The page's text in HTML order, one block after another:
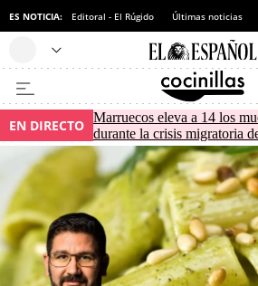
ES NOTICIA: Editoral - El Rúgido Últimas noticias
EN DIRECTO Marruecos eleva a 14 los
durante la crisis migratoria